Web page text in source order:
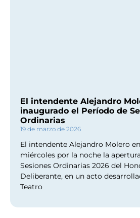
El intendente Alejandro
inaugurado el Período de
Ordinarias
19 de marzo de 2026
El intendente Alejandro Molero
miércoles por la noche la
Sesiones Ordinarias 2026 del
Deliberante, en un acto
Teatro